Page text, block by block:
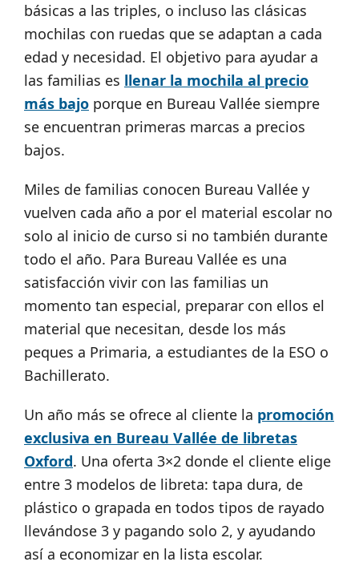
básicas a las triples, o incluso las clásicas
mochilas con ruedas que se adaptan a cada
edad y necesidad. El objetivo para ayudar a
las familias es llenar la mochila al precio
más bajo porque en Bureau Vallée siempre
se encuentran primeras marcas a precios
bajos.
Miles de familias conocen Bureau Vallée y
vuelven cada año a por el material escolar no
solo al inicio de curso si no también durante
todo el año. Para Bureau Vallée es una
satisfacción vivir con las familias un
momento tan especial, preparar con ellos el
material que necesitan, desde los más
peques a Primaria, a estudiantes de la ESO o
Bachillerato.
Un año más se ofrece al cliente la promoción
exclusiva en Bureau Vallée de libretas
Oxford. Una oferta 3×2 donde el cliente elige
entre 3 modelos de libreta: tapa dura, de
plástico o grapada en todos tipos de rayado
llevándose 3 y pagando solo 2, y ayudando
así a economizar en la lista escolar.